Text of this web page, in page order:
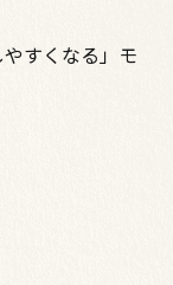
すくなる」モ